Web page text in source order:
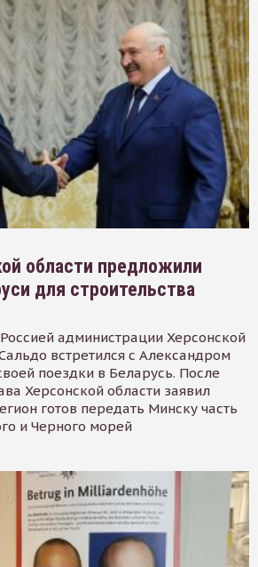
области предложили
для строительства
администрации Херсонской
встретился с Александром
поездки в Беларусь. После
Херсонской области заявил
готов передать Минску часть
и Черного морей